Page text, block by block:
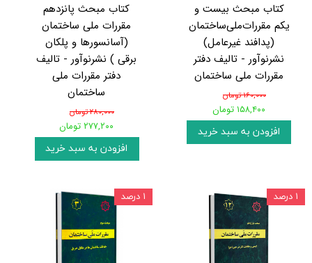
کتاب مبحث بیست و
یکم مقررات‌ملی‌ساختمان
(پدافند غیرعامل)
نشرنوآور - تالیف دفتر
مقررات ملی ساختمان
۱۶۰,۰۰۰ تومان
۱۵۸,۴۰۰ تومان
افزودن به سبد خرید
کتاب مبحث پانزدهم
مقررات ملی ساختمان
(آسانسورها و پلکان
برقی ) نشرنوآور - تالیف
دفتر مقررات ملی
ساختمان
۲۸۰,۰۰۰ تومان
۲۷۷,۲۰۰ تومان
افزودن به سبد خرید
۱ درصد ۱ درصد